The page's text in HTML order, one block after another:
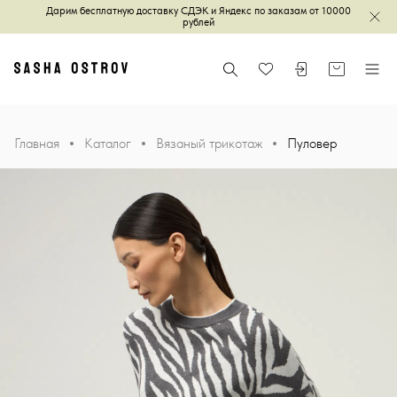
Дарим бесплатную доставку СДЭК и Яндекс по заказам от 10000
рублей
Главная Поиск ИзбранноеВойти илиКорзинаМеню
Главная Каталог Вязаный трикотаж Пуловер